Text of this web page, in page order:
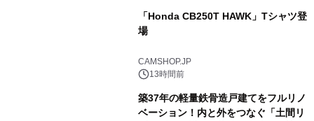
「Honda CB250T HAWK」Tシャツ登
場
CAMSHOP.JP
13時間前
築37年の軽量鉄骨造戸建てをフルリノ
ベーション！内と外をつなぐ「土間リ